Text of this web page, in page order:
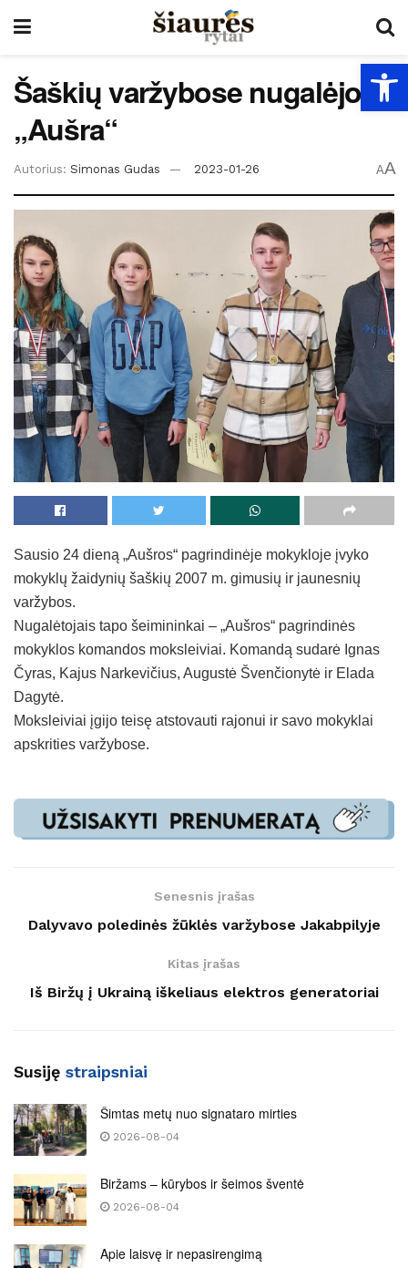
Šaškių varžybose nugalėjo
„Aušra“
Autorius: Simonas Gudas 2023-01-26 AA
Sausio 24 dieną „Aušros“ pagrindinėje mokykloje įvyko
mokyklų žaidynių šaškių 2007 m. gimusių ir jaunesnių
varžybos.
Nugalėtojais tapo šeimininkai – „Aušros“ pagrindinės
mokyklos komandos moksleiviai. Komandą sudarė Ignas
Čyras, Kajus Narkevičius, Augustė Švenčionytė ir Elada
Dagytė.
Moksleiviai įgijo teisę atstovauti rajonui ir savo mokyklai
apskrities varžybose.
Senesnis įrašas
Dalyvavo poledinės žūklės varžybose Jakabpilyje
Kitas įrašas
Iš Biržų į Ukrainą iškeliaus elektros generatoriai
Susiję straipsniai
Šimtas metų nuo signataro mirties
2026-08-04
Biržams – kūrybos ir šeimos šventė
2026-08-04
Apie laisvę ir nepasirengimą